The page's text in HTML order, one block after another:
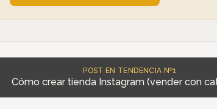
POST EN TENDENCIA Nº1
Cómo crear tienda Instagram (vender con